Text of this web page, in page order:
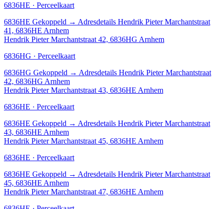
6836HE · Perceelkaart
6836HE Gekoppeld → Adresdetails Hendrik Pieter Marchantstraat
41, 6836HE Arnhem
Hendrik Pieter Marchantstraat 42, 6836HG Arnhem
6836HG · Perceelkaart
6836HG Gekoppeld → Adresdetails Hendrik Pieter Marchantstraat
42, 6836HG Arnhem
Hendrik Pieter Marchantstraat 43, 6836HE Arnhem
6836HE · Perceelkaart
6836HE Gekoppeld → Adresdetails Hendrik Pieter Marchantstraat
43, 6836HE Arnhem
Hendrik Pieter Marchantstraat 45, 6836HE Arnhem
6836HE · Perceelkaart
6836HE Gekoppeld → Adresdetails Hendrik Pieter Marchantstraat
45, 6836HE Arnhem
Hendrik Pieter Marchantstraat 47, 6836HE Arnhem